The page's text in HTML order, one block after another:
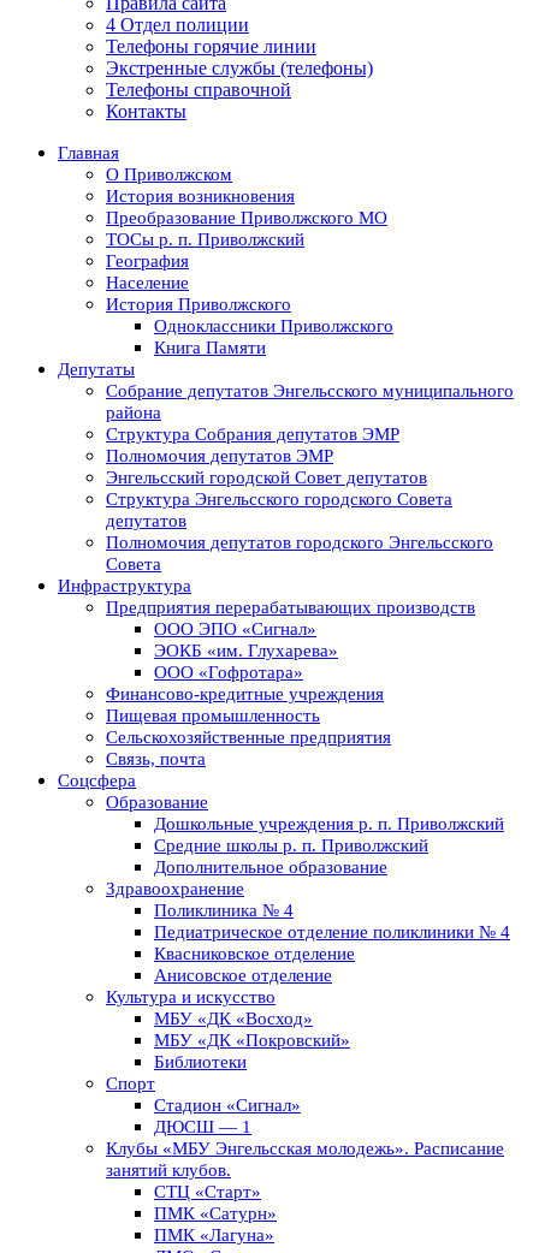
4 Отдел полиции
Телефоны горячие линии
Экстренные службы (телефоны)
Телефоны справочной
Контакты
Главная
О Приволжском
История возникновения
Преобразование Приволжского МО
ТОСы р. п. Приволжский
География
Население
История Приволжского
Одноклассники Приволжского
Книга Памяти
Депутаты
Собрание депутатов Энгельсского муниципального
района
Структура Собрания депутатов ЭМР
Полномочия депутатов ЭМР
Энгельсский городской Совет депутатов
Структура Энгельсского городского Совета
депутатов
Полномочия депутатов городского Энгельсского
Совета
Инфраструктура
Предприятия перерабатывающих производств
ООО ЭПО «Сигнал»
ЭОКБ «им. Глухарева»
ООО «Гофротара»
Финансово-кредитные учреждения
Пищевая промышленность
Сельскохозяйственные предприятия
Связь, почта
Соцсфера
Образование
Дошкольные учреждения р. п. Приволжский
Средние школы р. п. Приволжский
Дополнительное образование
Здравоохранение
Поликлиника № 4
Педиатрическое отделение поликлиники № 4
Квасниковское отделение
Анисовское отделение
Культура и искусство
МБУ «ДК «Восход»
МБУ «ДК «Покровский»
Библиотеки
Спорт
Стадион «Сигнал»
ДЮСШ — 1
Клубы «МБУ Энгельсская молодежь». Расписание
занятий клубов.
СТЦ «Старт»
ПМК «Сатурн»
ПМК «Лагуна»